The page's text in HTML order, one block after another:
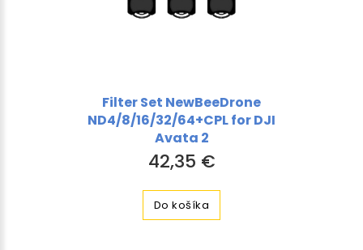
Filter Set NewBeeDrone
ND4/8/16/32/64+CPL for DJI
Avata 2
42,35 €
Do košíka